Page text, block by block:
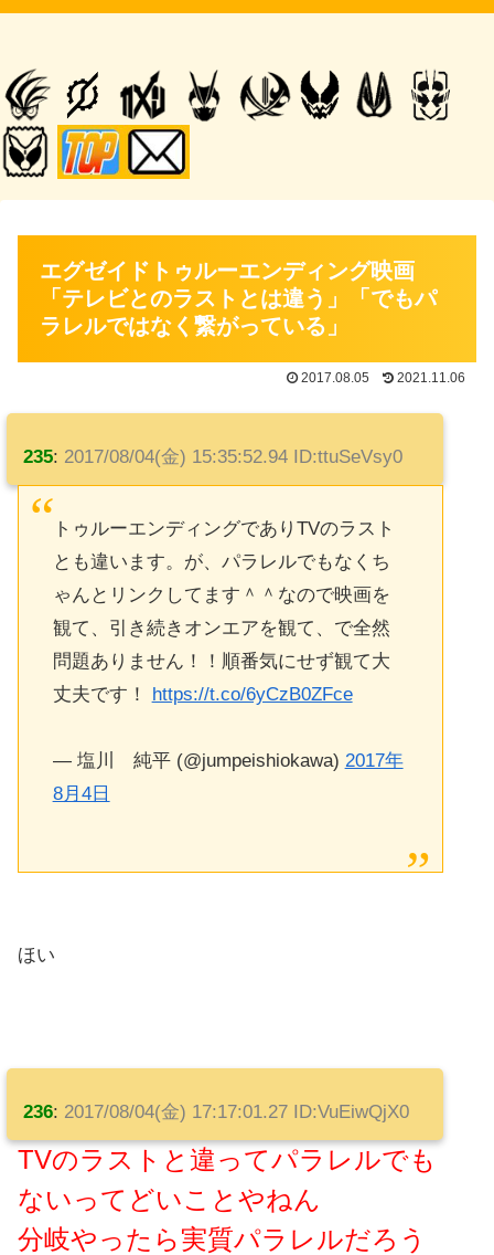
エグゼイドトゥルーエンディング映画
「テレビとのラストとは違う」「でもパ
ラレルではなく繋がっている」
2017.08.05 2021.11.06
235: 2017/08/04(金) 15:35:52.94 ID:ttuSeVsy0
トゥルーエンディングでありTVのラスト
とも違います。が、パラレルでもなくち
ゃんとリンクしてます＾＾なので映画を
観て、引き続きオンエアを観て、で全然
問題ありません！！順番気にせず観て大
丈夫です！ https://t.co/6yCzB0ZFce
— 塩川 純平 (@jumpeishiokawa) 2017年
8月4日
ほい
236: 2017/08/04(金) 17:17:01.27 ID:VuEiwQjX0
TVのラストと違ってパラレルでも
ないってどいことやねん
分岐やったら実質パラレルだろう